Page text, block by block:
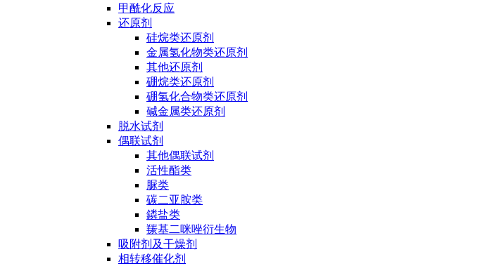
甲酰化反应
还原剂
硅烷类还原剂
金属氢化物类还原剂
其他还原剂
硼烷类还原剂
硼氢化合物类还原剂
碱金属类还原剂
脱水试剂
偶联试剂
其他偶联试剂
活性酯类
脲类
碳二亚胺类
鏻盐类
羰基二咪唑衍生物
吸附剂及干燥剂
相转移催化剂